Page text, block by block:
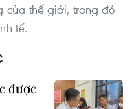
của thế giới, trong đó
tế.
được